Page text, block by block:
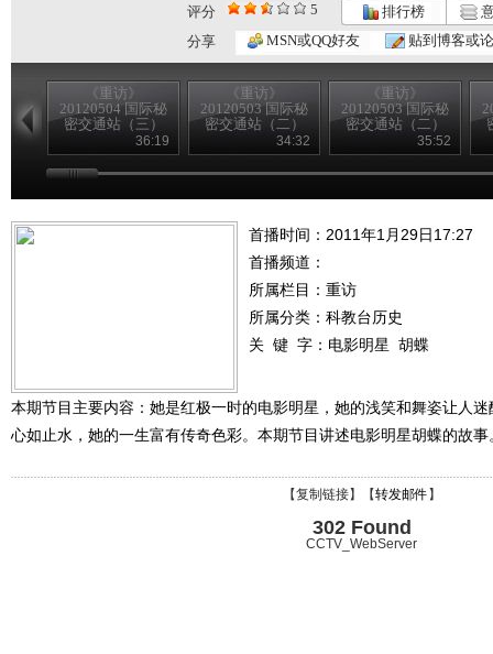
评分 5 排行榜
分享
MSN或QQ好友 贴到博客或
《重访》
20120504 国际秘
密交通站（三）
36:19
《重访》
20120503 国际秘
密交通站（二）
34:32
《重访》
20120503 国际秘
密交通站（二）
35:52
首播时间：2011年1月29日17:27
首播频道：
所属栏目： 重访
所属分类：科教台历史
关 键 字： 电影明星 胡蝶
本期节目主要内容：她是红极一时的电影明星，她的浅笑和舞姿让人
心如止水，她的一生富有传奇色彩。本期节目讲述电影明星胡蝶的故事
【复制链接】【转发邮件 】
302 Found
CCTV_WebServer